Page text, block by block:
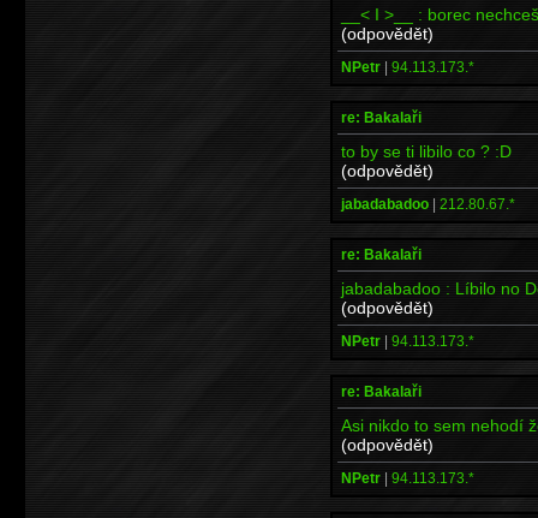
__< I >__ : borec
(odpovědět)
NPetr | 94.113.173.*
re: Bakalaři
to by se ti libilo co ? :D
(odpovědět)
jabadabadoo | 212.80.67.*
re: Bakalaři
jabadabadoo : Líbilo no
(odpovědět)
NPetr | 94.113.173.*
re: Bakalaři
Asi nikdo to sem nehodí
(odpovědět)
NPetr | 94.113.173.*